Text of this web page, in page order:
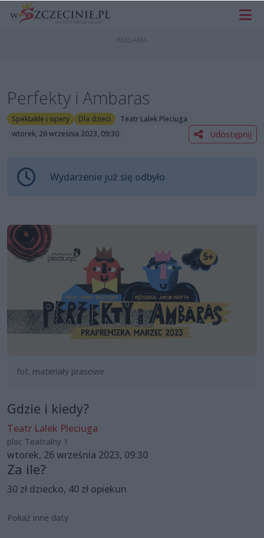
Perfekty i Ambaras
Spektakle i opery Dla dzieci
Teatr Lalek Pleciuga
wtorek, 26 września 2023, 09:30
Udostępnij
Wydarzenie już się odbyło
fot. materiały prasowe
Gdzie i kiedy?
Teatr Lalek Pleciuga
plac Teatralny 1
wtorek, 26 września 2023, 09:30
Za ile?
30 zł dziecko, 40 zł opiekun
Pokaż inne daty